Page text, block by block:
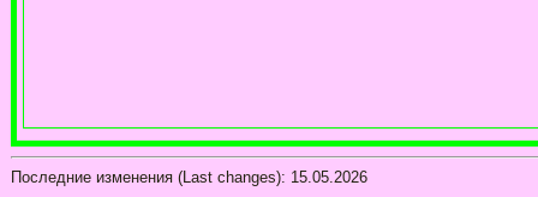
Последние изменения (Last changes): 15.05.2026